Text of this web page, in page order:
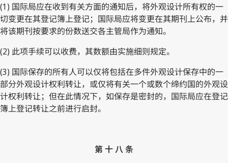
(1) 国际局应在收到有关方面的通知后，将外观设计所有权的一
切变更在其登记簿上登记；国际局应将变更在其期刊上公布，并
将该期刊按要求的份数送交各主管局作为通知。
(2) 此项手续可以收费，其数额由实施细则规定。
(3) 国际保存的所有人可以仅将包括在多件外观设计保存中的一
部分外观设计权利转让，或仅将有关一个或数个缔约国的外观设
计权利转让；但在此情况下，如保存是密封的，国际局应在登记
簿上登记转让之前进行启封。
第 十 八 条